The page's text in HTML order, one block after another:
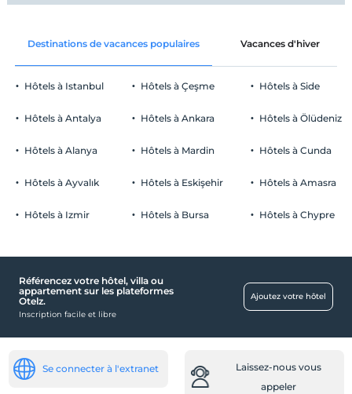
Destinations de vacances populaires Vacances d'hiver
Hôtels à Istanbul
Hôtels à Antalya
Hôtels à Alanya
Hôtels à Ayvalık
Hôtels à Izmir
Hôtels à Çeşme
Hôtels à Ankara
Hôtels à Mardin
Hôtels à Eskişehir
Hôtels à Bursa
Hôtels à Side
Hôtels à Ölüdeniz
Hôtels à Cunda
Hôtels à Amasra
Hôtels à Chypre
Référencez votre hôtel, villa ou
appartement sur les plateformes
Otelz.
Inscription facile et libre
Ajoutez votre hôtel
Se connecter à l'extranet
Laissez-nous vous
appeler